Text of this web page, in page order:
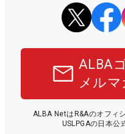
ALBA
メル
ALBA NetはR&Aのオフィ
USLPGAの日本公